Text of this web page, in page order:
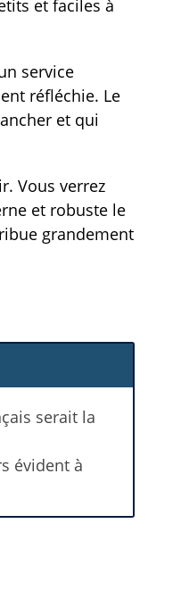
et faciles à
service
réfléchie. Le
et qui
Vous verrez
et robuste le
grandement
serait la
évident à